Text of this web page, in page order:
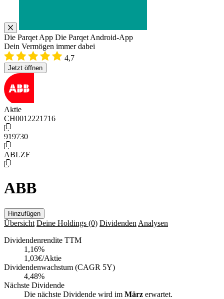
Die Parqet App Die Parqet Android-App
Dein Vermögen immer dabei
4,7
Jetzt öffnen
Aktie
CH0012221716
919730
ABLZF
ABB
Hinzufügen
Übersicht Deine Holdings (0) Dividenden Analysen
Dividendenrendite TTM
1,16%
1,03€/Aktie
Dividendenwachstum (CAGR 5Y)
4,48%
Nächste Dividende
Die nächste Dividende wird im März erwartet.